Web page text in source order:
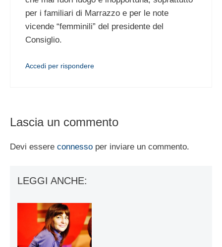
per i familiari di Marrazzo e per le note
vicende “femminili” del presidente del
Consiglio.
Accedi per rispondere
Lascia un commento
Devi essere connesso per inviare un commento.
LEGGI ANCHE: